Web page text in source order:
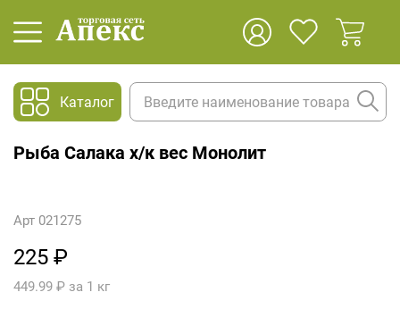
Каталог
Рыба Салака х/к вес Монолит
Арт 021275
225 ₽
449.99 ₽ за 1 кг